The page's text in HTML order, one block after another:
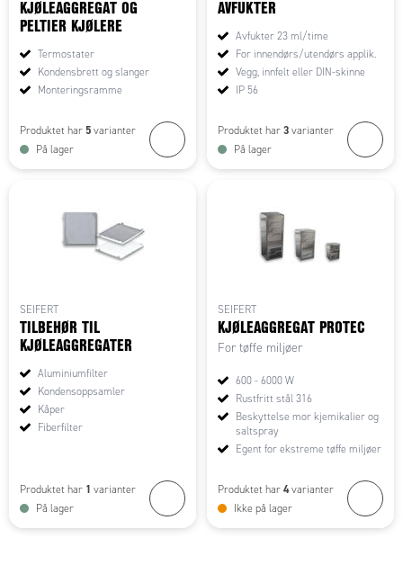
KJØLEAGGREGAT OG
PELTIER KJØLERE
Termostater
Kondensbrett og slanger
Monteringsramme
Produktet har 5 varianter
På lager
AVFUKTER
Avfukter 23 ml/time
For innendørs/utendørs applik.
Vegg, innfelt eller DIN-skinne
IP 56
Produktet har 3 varianter
På lager
SEIFERT
TILBEHØR TIL
KJØLEAGGREGATER
Aluminiumfilter
Kondensoppsamler
Kåper
Fiberfilter
Produktet har 1 varianter
På lager
SEIFERT
KJØLEAGGREGAT PROTEC
For tøffe miljøer
600 - 6000 W
Rustfritt stål 316
Beskyttelse mor kjemikalier og
saltspray
Egent for ekstreme tøffe miljøer
Produktet har 4varianter
Ikke på lager